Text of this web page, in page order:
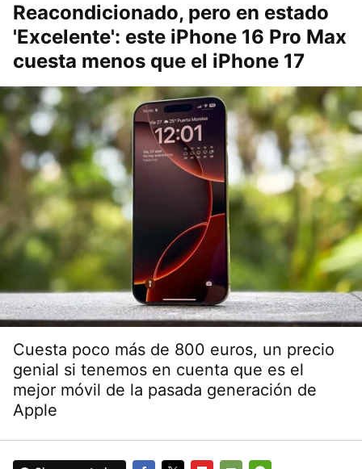
Reacondicionado, pero en estado
'Excelente': este iPhone 16 Pro Max
cuesta menos que el iPhone 17
Cuesta poco más de 800 euros, un precio
genial si tenemos en cuenta que es el
mejor móvil de la pasada generación de
Apple